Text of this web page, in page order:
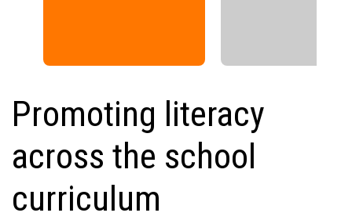
o
u
s
Promoting literacy
across the school
curriculum